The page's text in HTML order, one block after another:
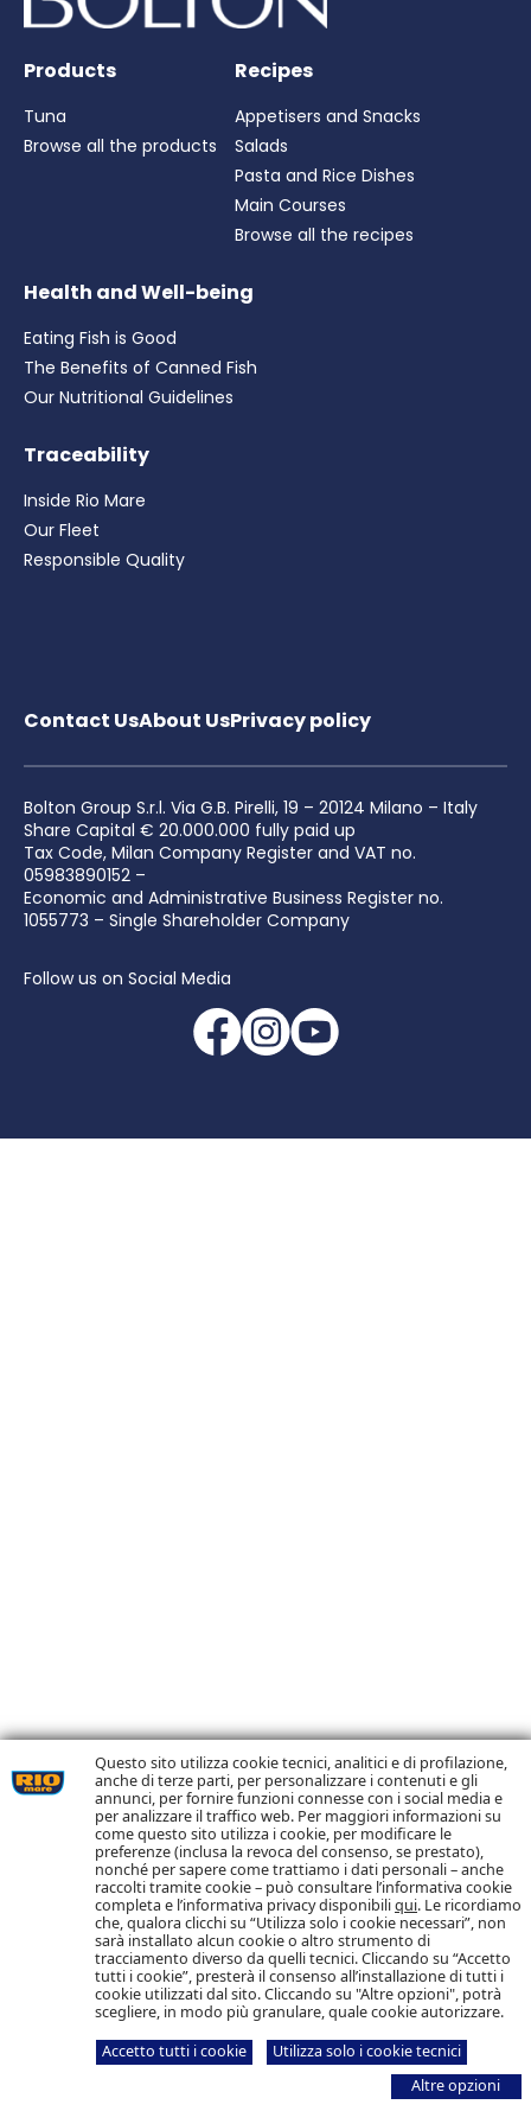
Questo sito utilizza cookie tecnici, analitici e di profilazione,
anche di terze parti, per personalizzare i contenuti e gli
annunci, per fornire funzioni connesse con i social media e
per analizzare il traffico web. Per maggiori informazioni su
come questo sito utilizza i cookie, per modificare le
preferenze (inclusa la revoca del consenso, se prestato),
nonché per sapere come trattiamo i dati personali – anche
raccolti tramite cookie – può consultare l’informativa cookie
completa e l’informativa privacy disponibiliqui. Le ricordiamo
che, qualora clicchi su “Utilizza solo i cookie necessari”, non
sarà installato alcun cookie o altro strumento di
tracciamento diverso da quelli tecnici. Cliccando su “Accetto
tutti i cookie”, presterà il consenso all’installazione di tutti i
cookie utilizzati dal sito. Cliccando su "Altre opzioni", potrà
scegliere, in modo più granulare, quale cookie autorizzare.
Accetto tutti i cookie
Utilizza solo i cookie tecnici
Altre opzioni
Products
Tuna
Browse all the products
Recipes
Appetisers and Snacks
Salads
Pasta and Rice Dishes
Main Courses
Browse all the recipes
Health and Well-being
Eating Fish is Good
The Benefits of Canned Fish
Our Nutritional Guidelines
Traceability
Inside Rio Mare
Our Fleet
Responsible Quality
Contact UsAbout UsPrivacypolicy
Bolton Group S.r.l. Via G.B. Pirelli, 19 – 20124 Milano – Italy
Share Capital € 20.000.000 fully paid up
Tax Code, Milan Company Register and VAT no.
05983890152 –
Economic and Administrative Business Register no.
1055773 – Single Shareholder Company
Follow us on Social Media